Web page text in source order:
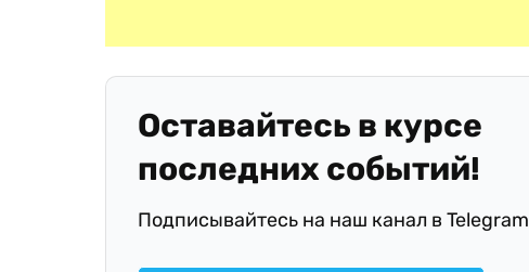
Оставайтесь в курсе
последних событий!
Подписывайтесь на наш канал в Telegram